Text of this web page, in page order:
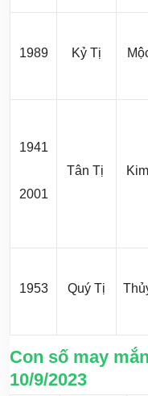
1989 Kỷ Tị
1941
2001
Tân Tị Kim
1953 Quý Tị
Con số may
10/9/2023